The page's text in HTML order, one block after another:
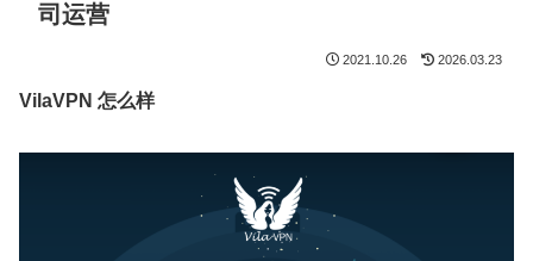
司运营
2021.10.26 2026.03.23
VilaVPN 怎么样